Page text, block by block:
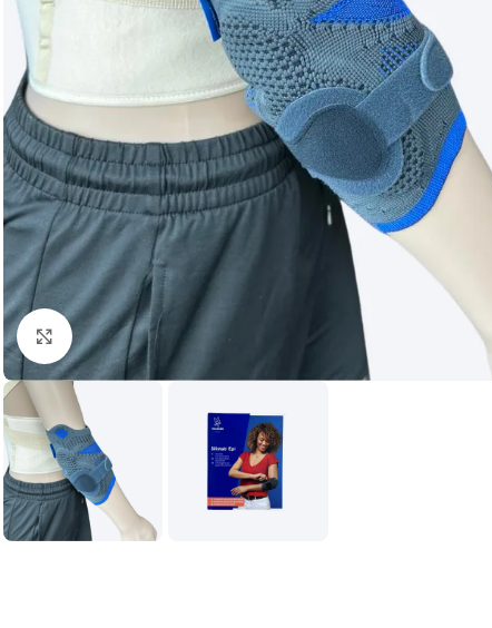
Vaata suuremat pilti